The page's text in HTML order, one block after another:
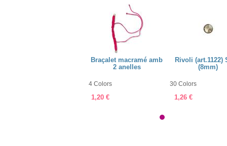
Braçalet macramé amb
2 anelles
4 Colors
1,20 €
Rivoli (art.1122)
(8mm)
30 Colors
1,26 €